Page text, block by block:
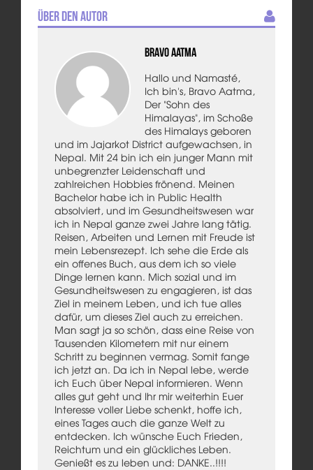
Über den Autor
Bravo Aatma
Hallo und Namasté,
Ich bin's, Bravo Aatma,
Der "Sohn des
Himalayas", im Schoße
des Himalays geboren
und im Jajarkot District aufgewachsen, in
Nepal. Mit 24 bin ich ein junger Mann mit
unbegrenzter Leidenschaft und
zahlreichen Hobbies frönend. Meinen
Bachelor habe ich in Public Health
absolviert, und im Gesundheitswesen war
ich in Nepal ganze zwei Jahre lang tätig.
Reisen, Arbeiten und Lernen mit Freude ist
mein Lebensrezept. Ich sehe die Erde als
ein offenes Buch, aus dem ich so viele
Dinge lernen kann. Mich sozial und im
Gesundheitswesen zu engagieren, ist das
Ziel in meinem Leben, und ich tue alles
dafür, um dieses Ziel auch zu erreichen.
Man sagt ja so schön, dass eine Reise von
Tausenden Kilometern mit nur einem
Schritt zu beginnen vermag. Somit fange
ich jetzt an. Da ich in Nepal lebe, werde
ich Euch über Nepal informieren. Wenn
alles gut geht und Ihr mir weiterhin Euer
Interesse voller Liebe schenkt, hoffe ich,
eines Tages auch die ganze Welt zu
entdecken. Ich wünsche Euch Frieden,
Reichtum und ein glückliches Leben.
Genießt es zu leben und: DANKE..!!!!